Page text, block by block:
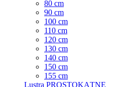
80 cm
90 cm
100 cm
110 cm
120 cm
130 cm
140 cm
150 cm
155 cm
Lustra PROSTOKĄTNE